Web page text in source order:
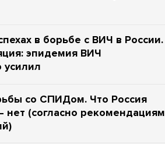
в борьбе с ВИЧ в России.
эпидемия ВИЧ
усилил
со СПИДом. Что Россия
(согласно рекомендациям